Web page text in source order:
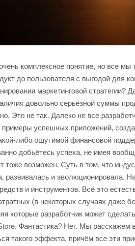
комплексное понятие, но все мы
до пользователя с выгодой для
маркетинговой стратегии?
довольно серьёзной суммы
Это не так. Далеко не все
примеры успешных приложений,
либо ощутимой финансовой
добьётесь успеха, не имея
тоже возможен. Суть в том, что
развивалась и эволюционировала.
и инструментов. Всё это
(в некоторых случаях даже
которые разработчик может
Фантастика? Нет. Мы расскажем
такого эффекта, причём все эти